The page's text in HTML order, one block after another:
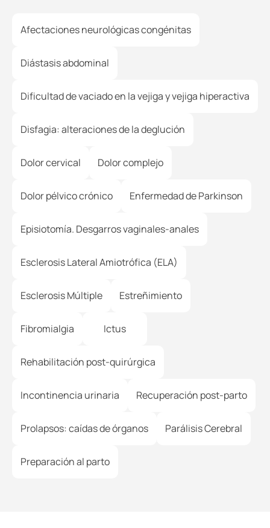
Afectaciones neurológicas congénitas
Diástasis abdominal
Dificultad de vaciado en la vejiga y vejiga hiperactiva
Disfagia: alteraciones de la deglución
Dolor cervical Dolor complejo
Dolor pélvico crónico Enfermedad de Parkinson
Episiotomía. Desgarros vaginales-anales
Esclerosis Lateral Amiotrófica (ELA)
Esclerosis Múltiple Estreñimiento
Fibromialgia Ictus
Rehabilitación post-quirúrgica
Incontinencia urinaria Recuperación post-parto
Prolapsos: caídas de órganos Parálisis Cerebral
Preparación al parto